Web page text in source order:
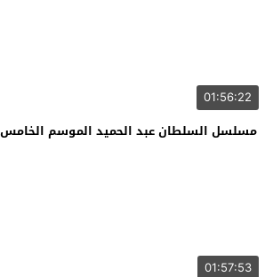
01:56:22
مسلسل السلطان عبد الحميد الموسم الخامس
01:57:53